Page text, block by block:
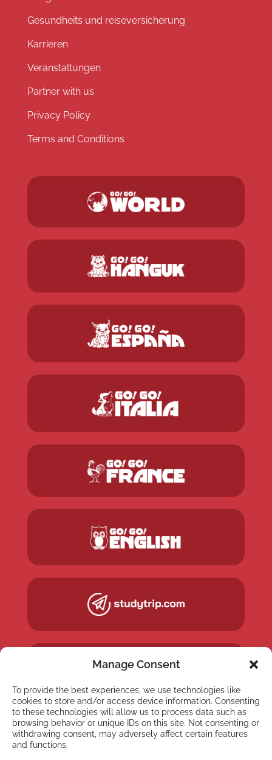
Manage Consent
To provide the best experiences, we use technologies like
cookies to store and/or access device information. Consenting
to these technologies will allow us to process data such as
browsing behavior or unique IDs on this site. Not consenting or
withdrawing consent, may adversely affect certain features
and functions.
Gesundheits und reiseversicherung
Karrieren
Veranstaltungen
Partner with us
Privacy Policy
Terms and Conditions